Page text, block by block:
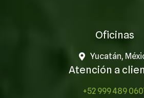
Oficinas
Yucatán,
Atención a
+52 999 489